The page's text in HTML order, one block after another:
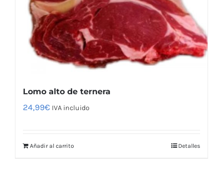
Lomo alto de ternera
24,99€ IVA incluido
Añadir al carrito Detalles